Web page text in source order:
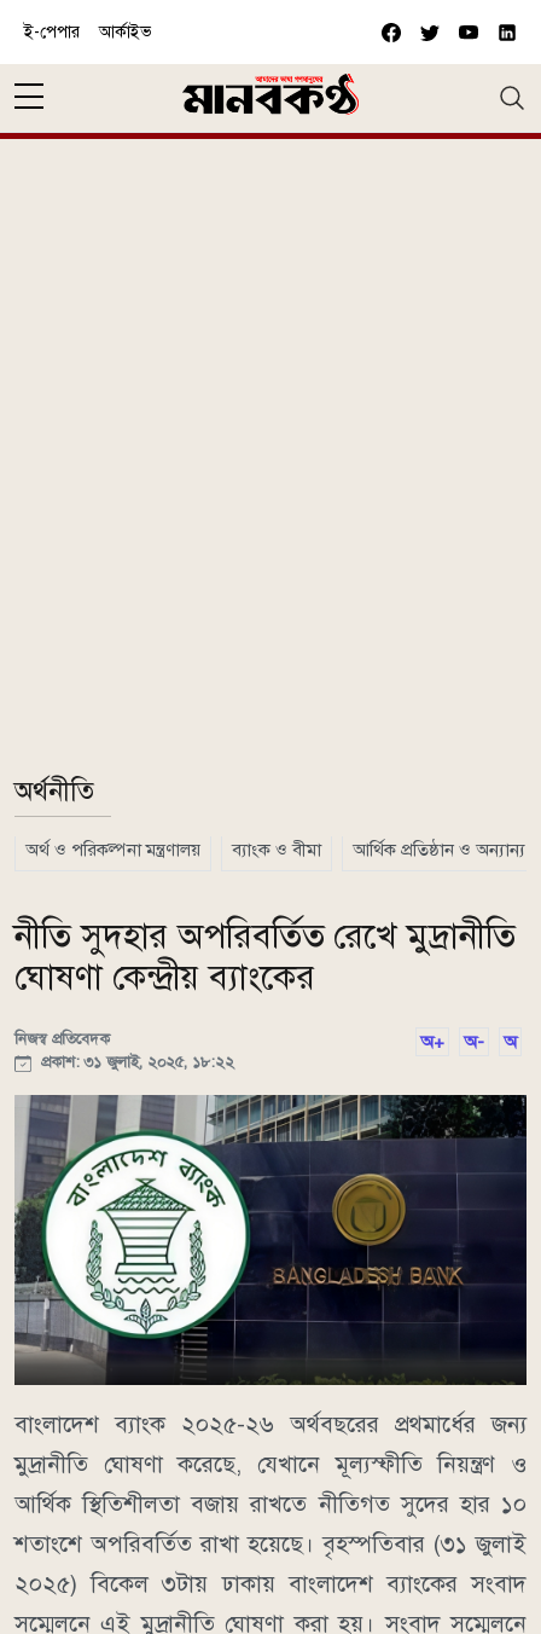
ই-পেপার আর্কাইভ
অর্থনীতি
অর্থ ও পরিকল্পনা মন্ত্রণালয় ব্যাংক ও বীমা আর্থিক প্রতিষ্ঠান ও অন্যান্য
নীতি সুদহার অপরিবর্তিত রেখে মুদ্রানীতি
ঘোষণা কেন্দ্রীয় ব্যাংকের
নিজস্ব প্রতিবেদক
প্রকাশ: ৩১ জুলাই, ২০২৫, ১৮:২২
অ+ অ- অ
বাংলাদেশ ব্যাংক ২০২৫-২৬ অর্থবছরের প্রথমার্ধের জন্য
মুদ্রানীতি ঘোষণা করেছে, যেখানে মূল্যস্ফীতি নিয়ন্ত্রণ ও
আর্থিক স্থিতিশীলতা বজায় রাখতে নীতিগত সুদের হার ১০
শতাংশে অপরিবর্তিত রাখা হয়েছে। বৃহস্পতিবার (৩১ জুলাই
২০২৫) বিকেল ৩টায় ঢাকায় বাংলাদেশ ব্যাংকের সংবাদ
সম্মেলনে এই মুদ্রানীতি ঘোষণা করা হয়। সংবাদ সম্মেলনে